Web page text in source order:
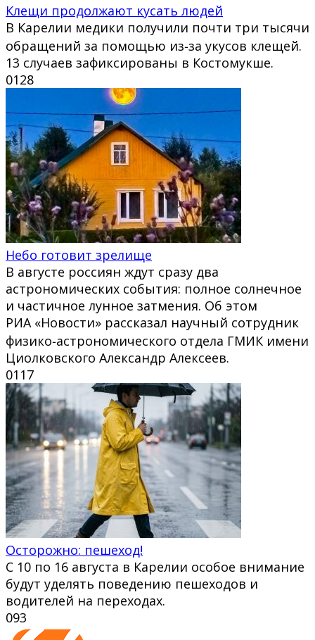
Клещи продолжают кусать людей
В Карелии медики получили почти три тысячи
обращений за помощью из‑за укусов клещей.
13 случаев зафиксированы в Костомукше.
0128
Небо готовит зрелище
В августе россиян ждут сразу два
астрономических события: полное солнечное
и частичное лунное затмения. Об этом
РИА «Новости» рассказал научный сотрудник
физико‑астрономического отдела ГМИК имени
Циолковского Александр Алексеев.
0117
Осторожно: пешеход!
С 10 по 16 августа в Карелии особое внимание
будут уделять поведению пешеходов и
водителей на переходах.
093